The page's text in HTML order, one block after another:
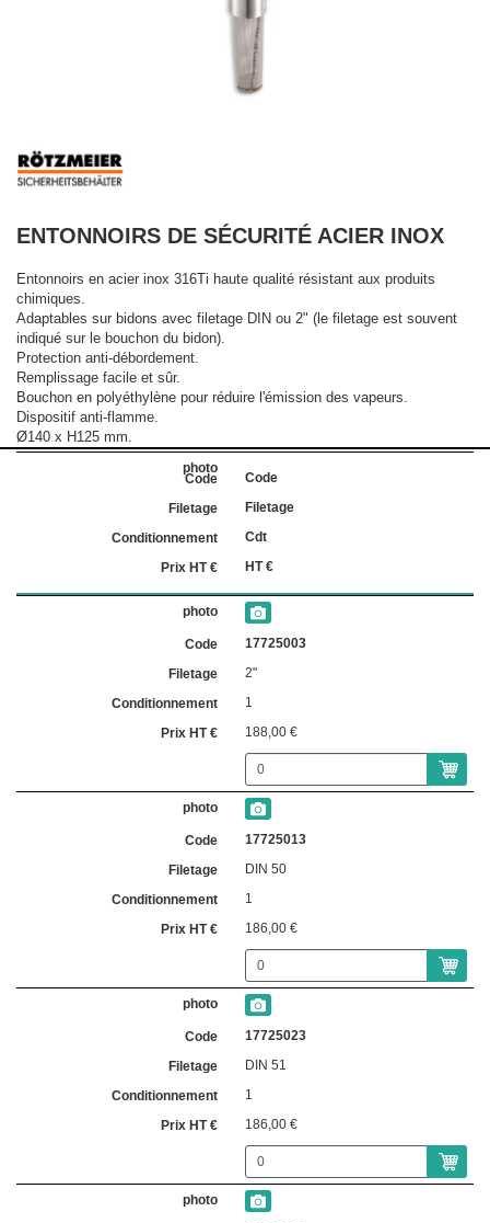
ENTONNOIRS DE SÉCURITÉ ACIER INOX
Entonnoirs en acier inox 316Ti haute qualité résistant aux produits
chimiques.
Adaptables sur bidons avec filetage DIN ou 2" (le filetage est souvent
indiqué sur le bouchon du bidon).
Protection anti-débordement.
Remplissage facile et sûr.
Bouchon en polyéthylène pour réduire l'émission des vapeurs.
Dispositif anti-flamme.
Ø140 x H125 mm.
Code
Filetage
Cdt
HT €
17725003
2"
1
188,00 €
17725013
DIN 50
1
186,00 €
17725023
DIN 51
1
186,00 €